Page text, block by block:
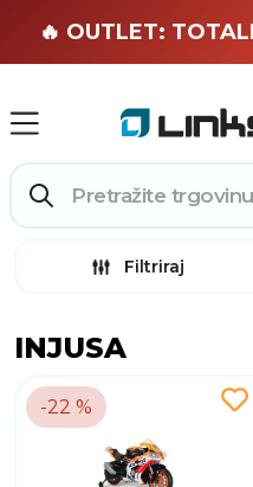
🏄
🔥 OUTLET:
Filtriraj
INJUSA
-22 %